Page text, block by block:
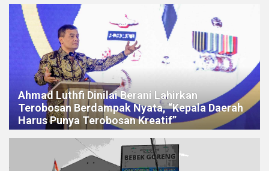
Ahmad Luthfi Dinilai Berani Lahirkan
Terobosan Berdampak Nyata, “Kepala Daerah
Harus Punya Terobosan Kreatif”